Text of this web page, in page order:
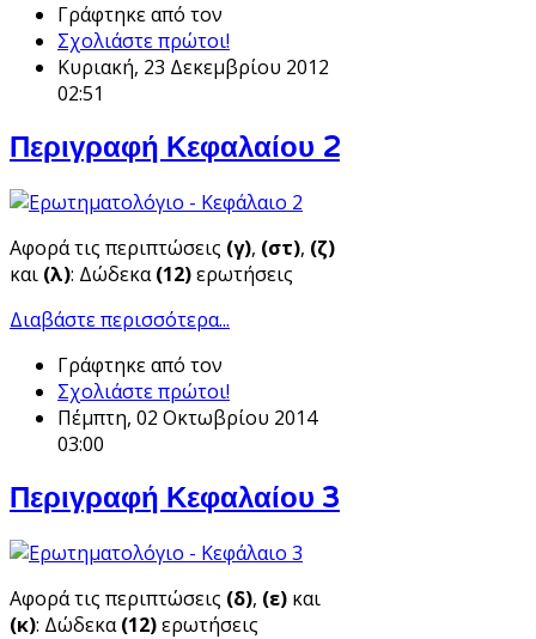
Γράφτηκε από τον
Σχολιάστε πρώτοι!
Κυριακή, 23 Δεκεμβρίου 2012
02:51
Περιγραφή Κεφαλαίου 2
Αφορά τις περιπτώσεις (γ), (στ), (ζ)
και (λ): Δώδεκα(12)ερωτήσεις
Διαβάστε περισσότερα...
Γράφτηκε από τον
Σχολιάστε πρώτοι!
Πέμπτη, 02 Οκτωβρίου 2014
03:00
Περιγραφή Κεφαλαίου 3
Αφορά τις περιπτώσεις (δ), (ε) και
(κ): Δώδεκα(12)ερωτήσεις